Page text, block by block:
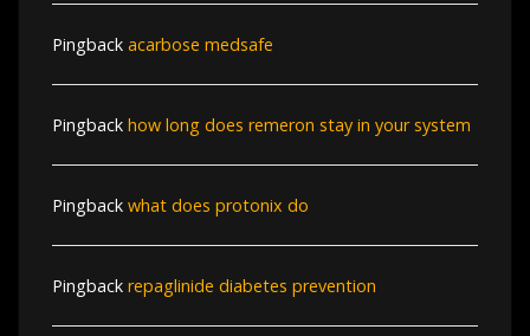
Pingback acarbose medsafe
Pingback how long does remeron stay in your system
Pingback what does protonix do
Pingback repaglinide diabetes prevention